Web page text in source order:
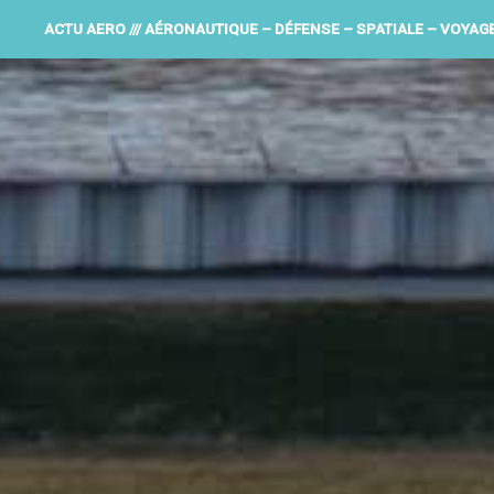
ACTU AERO /// AÉRONAUTIQUE – DÉFENSE – SPATIALE –